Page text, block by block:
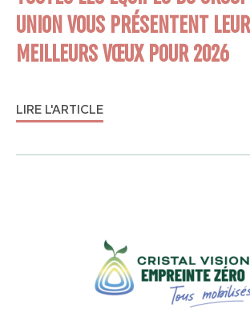
UNION VOUS PRÉSENTENT
MEILLEURS VŒUX POUR 2026
LIRE L'ARTICLE